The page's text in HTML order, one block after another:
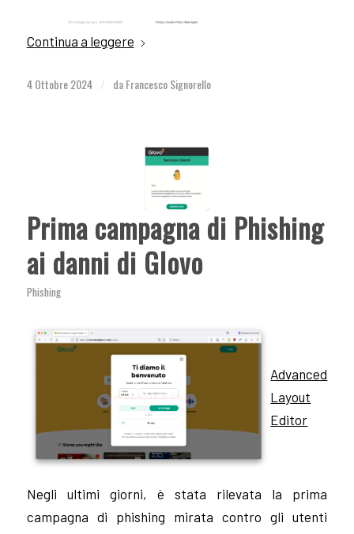
Continua a leggere
4 Ottobre 2024 / daFrancesco Signorello
Prima campagna di Phishing
ai danni di Glovo
Phishing
Advanced
Layout
Editor
Negli ultimi giorni, è stata rilevata la prima
campagna di phishing mirata contro gli utenti